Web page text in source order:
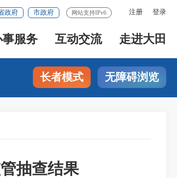
注册 登录
政府 市政府 网站支持IPv6
事服务 互动交流 走进大田
长者模式 无障碍浏览
抽查结果